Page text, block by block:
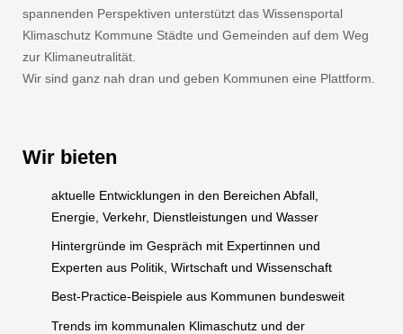
spannenden Perspektiven unterstützt das Wissensportal
Klimaschutz Kommune Städte und Gemeinden auf dem Weg
zur Klimaneutralität.
Wir sind ganz nah dran und geben Kommunen eine Plattform.
Wir bieten
aktuelle Entwicklungen in den Bereichen Abfall,
Energie, Verkehr, Dienstleistungen und Wasser
Hintergründe im Gespräch mit Expertinnen und
Experten aus Politik, Wirtschaft und Wissenschaft
Best-Practice-Beispiele aus Kommunen bundesweit
Trends im kommunalen Klimaschutz und der